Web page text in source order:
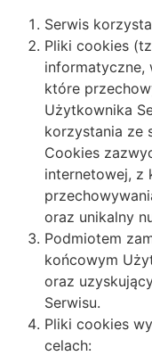
Serwis
Pliki cookies
informatyczne,
które
Użytkownika
korzystania ze
Cookies
internetowej, z
oraz unikalny
Podmiotem
końcowym
oraz
Serwisu.
Pliki cookies
celach: